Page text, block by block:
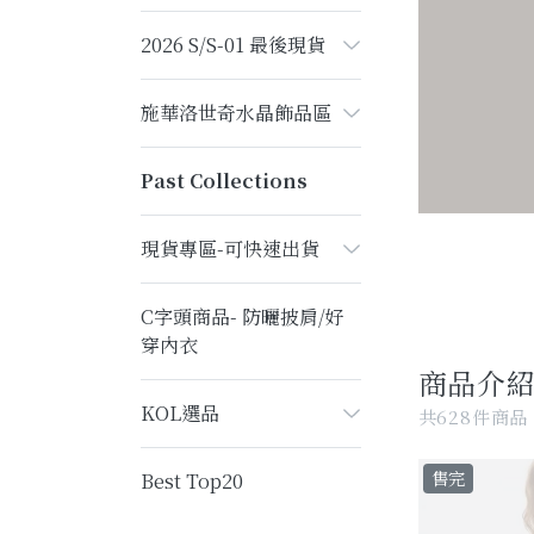
2026 S/S-01 最後現貨
施華洛世奇水晶飾品區
Past Collections
現貨專區-可快速出貨
C字頭商品- 防曬披肩/好
穿內衣
KOL選品
Best Top20
商品介
共628件商品
售完